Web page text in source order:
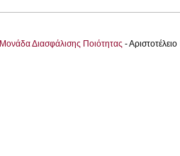
Μονάδα Διασφάλισης Ποιότητας -